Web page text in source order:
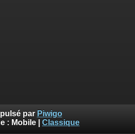
par Piwigo
: Mobile Classique